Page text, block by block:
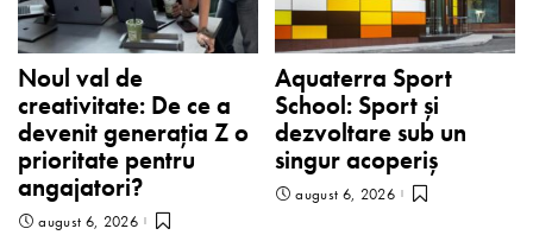
Noul val de
creativitate: De ce a
devenit generația Z o
prioritate pentru
angajatori?
august 6, 2026
Aquaterra Sport
School: Sport și
dezvoltare sub un
singur acoperiș
august 6, 2026